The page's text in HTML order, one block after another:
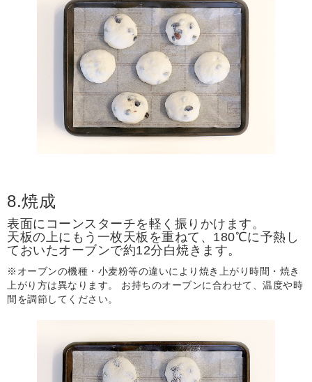
8.焼成
表面にコーンスターチを軽く振りかけます。
天板の上にもう一枚天板を重ねて、180℃に予熱し
ておいたオーブンで約12分白焼きます。
※オーブンの機種・小麦粉等の違いにより焼き上がり時間・焼き
上がり方は異なります。 お持ちのオーブンに合わせて、温度や時
間を調節してください。